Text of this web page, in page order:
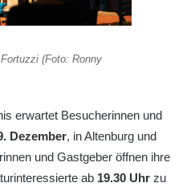
(Foto: Ronny
erwartet Besucherinnen und
Dezember, in Altenburg und
und Gastgeber öffnen ihre
ab 19.30 Uhr zu